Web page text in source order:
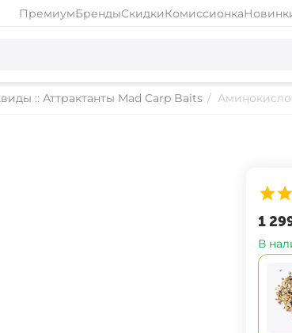
ПремиумБрендыСкидкиКомиссионка
:: Аттрактанты Mad Carp Baits /
‍1
В